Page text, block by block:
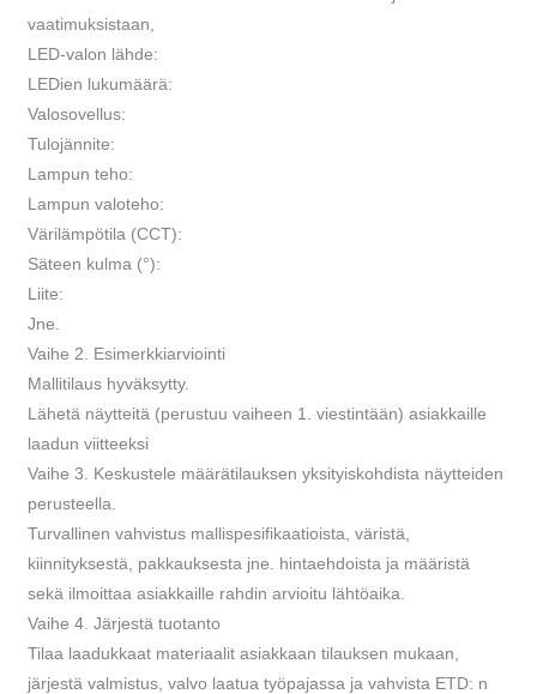
vaatimuksistaan,
LED-valon lähde:
LEDien lukumäärä:
Valosovellus:
Tulojännite:
Lampun teho:
Lampun valoteho:
Värilämpötila (CCT):
Säteen kulma (°):
Liite:
Jne.
Vaihe 2. Esimerkkiarviointi
Mallitilaus hyväksytty.
Lähetä näytteitä (perustuu vaiheen 1. viestintään) asiakkaille
laadun viitteeksi
Vaihe 3. Keskustele määrätilauksen yksityiskohdista näytteiden
perusteella.
Turvallinen vahvistus mallispesifikaatioista, väristä,
kiinnityksestä, pakkauksesta jne. hintaehdoista ja määristä
sekä ilmoittaa asiakkaille rahdin arvioitu lähtöaika.
Vaihe 4. Järjestä tuotanto
Tilaa laadukkaat materiaalit asiakkaan tilauksen mukaan,
järjestä valmistus, valvo laatua työpajassa ja vahvista ETD: n